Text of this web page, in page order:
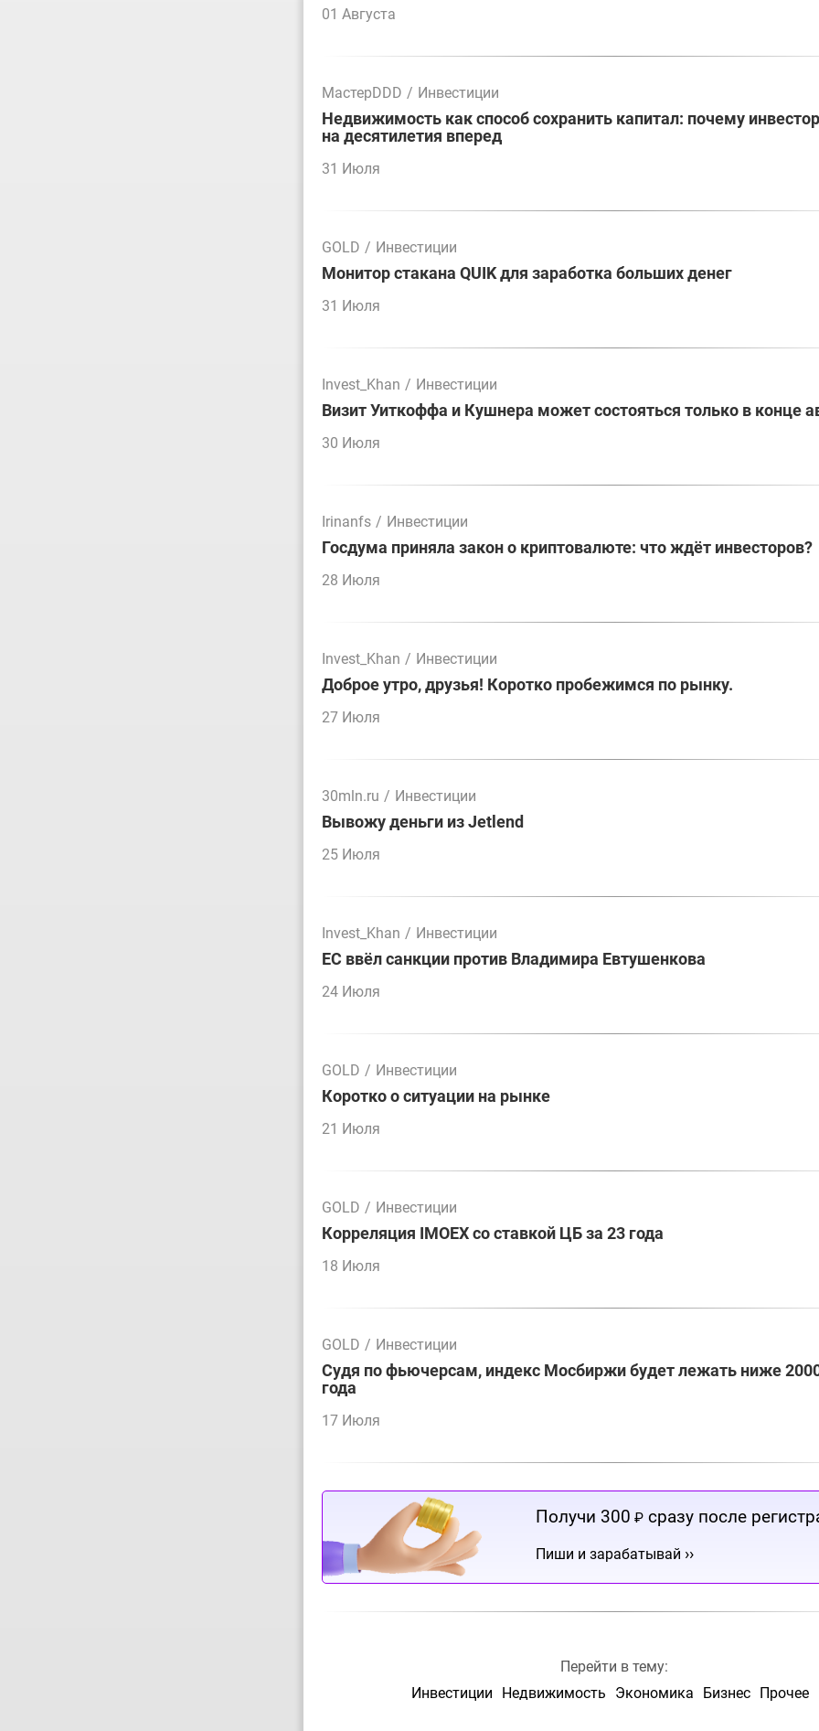
01 Августа
МастерDDD / Инвестиции
Недвижимость как способ сохранить капитал: почему
на десятилетия вперед
31 Июля
GOLD / Инвестиции
Монитор стакана QUIK для заработка больших денег
31 Июля
Invest_Khan / Инвестиции
Визит Уиткоффа и Кушнера может состояться только в конце
30 Июля
Irinanfs / Инвестиции
Госдума приняла закон о криптовалюте: что ждёт инвесторов?
28 Июля
Invest_Khan / Инвестиции
Доброе утро, друзья! Коротко пробежимся по рынку.
27 Июля
30mln.ru / Инвестиции
Вывожу деньги из Jetlend
25 Июля
Invest_Khan / Инвестиции
ЕС ввёл санкции против Владимира Евтушенкова
24 Июля
GOLD / Инвестиции
Коротко о ситуации на рынке
21 Июля
GOLD / Инвестиции
Корреляция IMOEX со ставкой ЦБ за 23 года
18 Июля
GOLD / Инвестиции
Судя по фьючерсам, индекс Мосбиржи будет лежать ниже
года
17 Июля
Получи 300 ₽ сразу после
Пиши и зарабатывай ››
Перейти в тему:
Инвестиции
Недвижимость Экономика Бизнес Прочее